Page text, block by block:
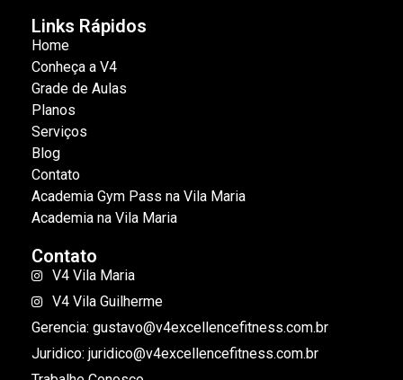
Links Rápidos
Home
Conheça a V4
Grade de Aulas
Planos
Serviços
Blog
Contato
Academia Gym Pass na Vila Maria
Academia na Vila Maria
Contato
V4 Vila Maria
V4 Vila Guilherme
Gerencia: gustavo@v4excellencefitness.com.br
Juridico: juridico@v4excellencefitness.com.br